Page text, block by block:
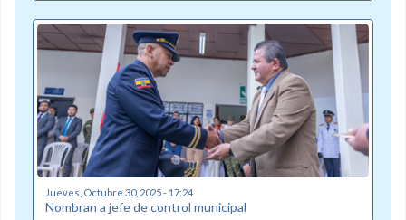
Jueves, Octubre 30, 2025 - 17:24
Nombran a jefe de control municipal